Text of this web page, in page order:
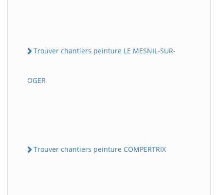
Trouver chantiers peinture LE MESNIL-SUR-
OGER
Trouver chantiers peinture COMPERTRIX